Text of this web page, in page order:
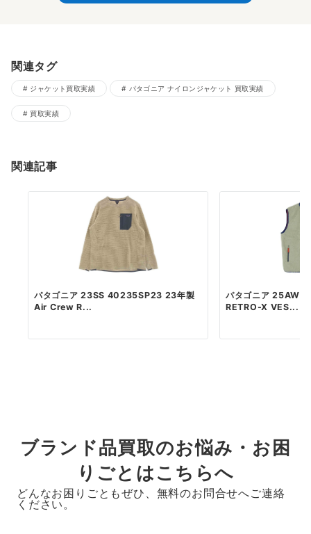
関連タグ
ジャケット買取実績 パタゴニア ナイロンジャケット 買取実績
買取実績
関連記事
パタゴニア 23SS 40235SP23 23年製
Air Crew R...
パタゴニア 25AW
RETRO-X VES...
ブランド品買取のお悩み・お困
りごとはこちらへ
どんなお困りごともぜひ、無料のお問合せへご連絡
ください。